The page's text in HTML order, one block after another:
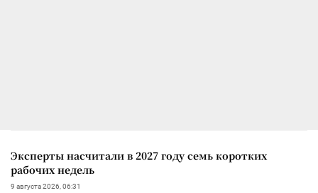
Эксперты насчитали в 2027 году семь коротких
рабочих недель
9 августа 2026, 06:31